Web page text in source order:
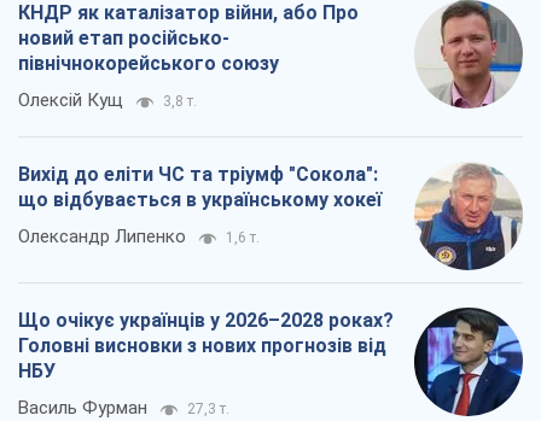
КНДР як каталізатор війни, або Про
новий етап російсько-
північнокорейського союзу
Олексій Кущ 3,8 т.
Вихід до еліти ЧС та тріумф "Сокола":
що відбувається в українському хокеї
Олександр Липенко 1,6 т.
Що очікує українців у 2026–2028 роках?
Головні висновки з нових прогнозів від
НБУ
Василь Фурман 27,3 т.